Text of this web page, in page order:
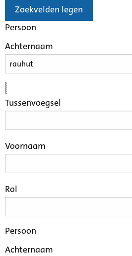
Zoekvelden legen
Persoon
Achternaam
Tussenvoegsel
Voornaam
Rol
Persoon
Achternaam